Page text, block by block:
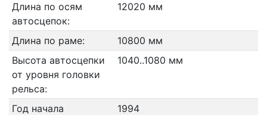
Длина по осям
автосцепок:
12020 мм
Длина по раме:
10800 мм
Высота автосцепки
от уровня головки
рельса:
1040..1080 мм
Год начала
1994